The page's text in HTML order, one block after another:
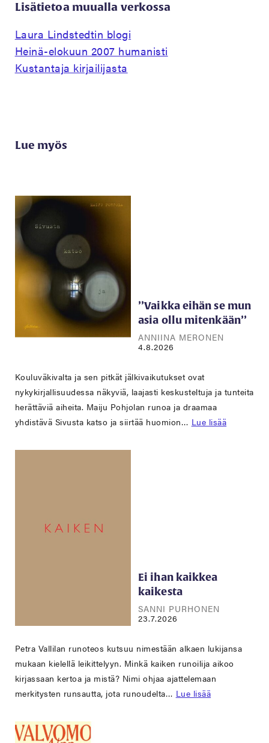
Lisätietoa muualla verkossa
Laura Lindstedtin blogi
Heinä-elokuun 2007 humanisti
Kustantaja kirjailijasta
Lue myös
’’Vaikka eihän se mun
asia ollu mitenkään’’
ANNIINA MERONEN
4.8.2026
Kouluväkivalta ja sen pitkät jälkivaikutukset ovat
nykykirjallisuudessa näkyviä, laajasti keskusteltuja ja tunteita
herättäviä aiheita. Maiju Pohjolan runoa ja draamaa
yhdistävä Sivusta katso ja siirtää huomion… Lue lisää
Ei ihan kaikkea
kaikesta
SANNI PURHONEN
23.7.2026
Petra Vallilan runoteos kutsuu nimestään alkaen lukijansa
mukaan kielellä leikittelyyn. Minkä kaiken runoilija aikoo
kirjassaan kertoa ja mistä? Nimi ohjaa ajattelemaan
merkitysten runsautta, jota runoudelta… Lue lisää